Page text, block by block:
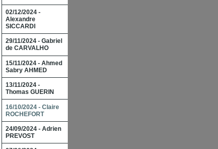
02/12/2024 -
Alexandre
SICCARDI
29/11/2024 - Gabriel
de CARVALHO
15/11/2024 - Ahmed
Sabry AHMED
13/11/2024 -
Thomas GUERIN
16/10/2024 - Claire
ROCHEFORT
24/09/2024 - Adrien
PREVOST